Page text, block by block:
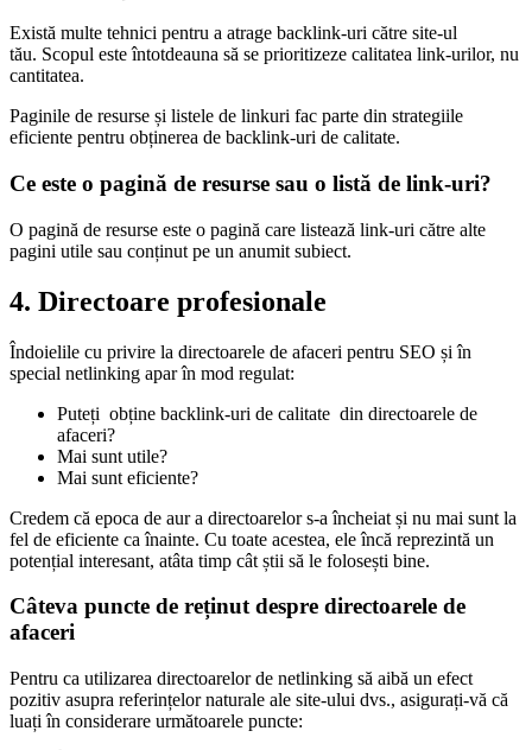
Există multe tehnici pentru a atrage backlink-uri către site-ul
tău. Scopul este întotdeauna să se prioritizeze calitatea link-urilor, nu
cantitatea.
Paginile de resurse și listele de linkuri fac parte din strategiile
eficiente pentru obținerea de backlink-uri de calitate.
Ce este o pagină de resurse sau o listă de link-uri?
O pagină de resurse este o pagină care listează link-uri către alte
pagini utile sau conținut pe un anumit subiect.
4. Directoare profesionale
Îndoielile cu privire la directoarele de afaceri pentru SEO și în
special netlinking apar în mod regulat:
Puteți obține backlink-uri de calitate din directoarele de
afaceri?
Mai sunt utile?
Mai sunt eficiente?
Credem că epoca de aur a directoarelor s-a încheiat și nu mai sunt la
fel de eficiente ca înainte. Cu toate acestea, ele încă reprezintă un
potențial interesant, atâta timp cât știi să le folosești bine.
Câteva puncte de reținut despre directoarele de
afaceri
Pentru ca utilizarea directoarelor de netlinking să aibă un efect
pozitiv asupra referințelor naturale ale site-ului dvs., asigurați-vă că
luați în considerare următoarele puncte: